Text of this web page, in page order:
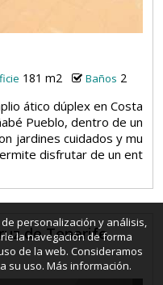
181 m2 Baños 2
ático dúplex en Costa
Pueblo, dentro de un
jardines cuidados y mu
disfrutar de un ent
de Tenerife
personalización y análisis,
la navegación de forma
de la web. Consideramos
su uso. Más información.